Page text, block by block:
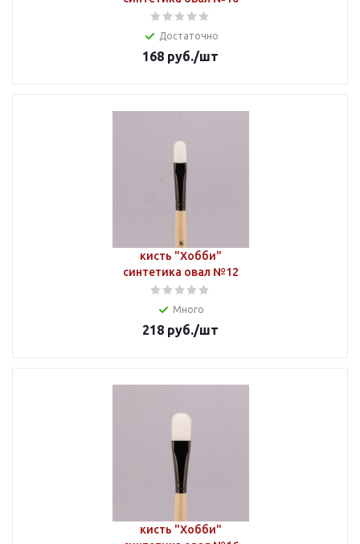
Достаточно
168 руб./шт
кисть "Хобби"
синтетика овал №12
Много
218 руб./шт
кисть "Хобби"